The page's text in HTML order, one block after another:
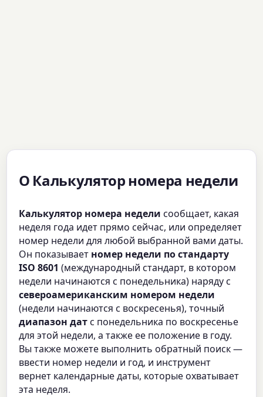
О Калькулятор номера недели
Калькулятор номера недели сообщает, какая
неделя года идет прямо сейчас, или определяет
номер недели для любой выбранной вами даты.
Он показывает номер недели по стандарту
ISO 8601 (международный стандарт, в котором
недели начинаются с понедельника) наряду с
североамериканским номером недели
(недели начинаются с воскресенья), точный
диапазон датс понедельника по воскресенье
для этой недели, а также ее положение в году.
Вы также можете выполнить обратный поиск —
ввести номер недели и год, и инструмент
вернет календарные даты, которые охватывает
эта неделя.